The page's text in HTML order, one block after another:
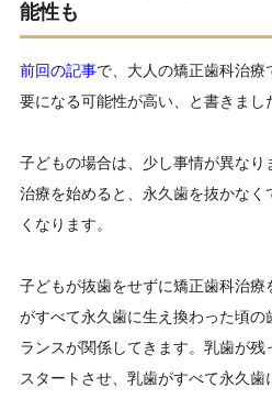
能性も
前回の記事で、大人の矯正歯科治
要になる可能性が高い、と書きまし
子どもの場合は、少し事情が異な
治療を始めると、永久歯を抜かな
くなります。
子どもが抜歯をせずに矯正歯科治
がすべて永久歯に生え換わった頃
ランスが関係してきます。乳歯が
スタートさせ、乳歯がすべて永久